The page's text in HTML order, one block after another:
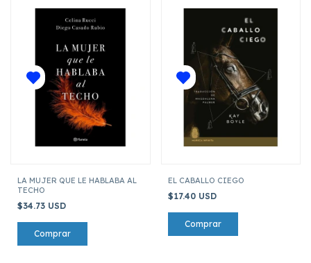
LA MUJER QUE LE HABLABA AL
TECHO
$34.73 USD
EL CABALLO CIEGO
$17.40 USD